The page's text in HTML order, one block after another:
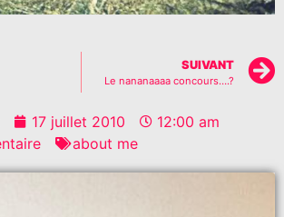
SUIVANT
Le nananaaaa concours….?
17 juillet 2010
12:00 am
about me